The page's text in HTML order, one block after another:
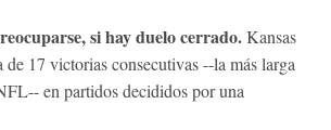
si hay duelo cerrado.Kansas
17 victorias consecutivas --la más larga
en partidos decididos por una